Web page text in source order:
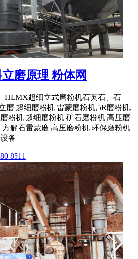
磨原理 粉体网
HLMX超细立式磨粉机石英石、石
磨 超细磨粉机 雷蒙磨粉机,5R磨粉机,
粉机 超细磨粉机 矿石磨粉机 高压磨
解石雷蒙磨 高压磨粉机 环保磨粉机
备
8511